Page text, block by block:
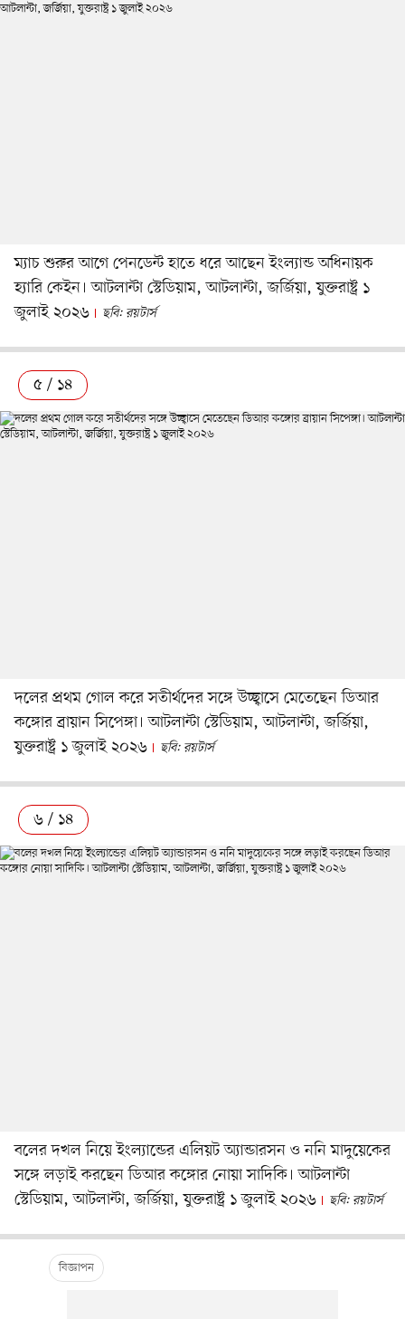
ম্যাচ শুরুর আগে পেনডেন্ট হাতে ধরে আছেন ইংল্যান্ড অধিনায়ক
হ্যারি কেইন। আটলান্টা স্টেডিয়াম, আটলান্টা, জর্জিয়া, যুক্তরাষ্ট্র ১
জুলাই ২০২৬
ছবি: রয়টার্স
৫ / ১৪
দলের প্রথম গোল করে সতীর্থদের সঙ্গে উচ্ছ্বাসে মেতেছেন ডিআর
কঙ্গোর ব্রায়ান সিপেঙ্গা। আটলান্টা স্টেডিয়াম, আটলান্টা, জর্জিয়া,
যুক্তরাষ্ট্র ১ জুলাই ২০২৬
ছবি: রয়টার্স
৬ / ১৪
বলের দখল নিয়ে ইংল্যান্ডের এলিয়ট অ্যান্ডারসন ও ননি মাদুয়েকের
সঙ্গে লড়াই করছেন ডিআর কঙ্গোর নোয়া সাদিকি। আটলান্টা
স্টেডিয়াম, আটলান্টা, জর্জিয়া, যুক্তরাষ্ট্র ১ জুলাই ২০২৬
ছবি: রয়টার্স